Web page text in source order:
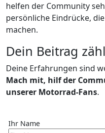
helfen der Community
persönliche Eindrücke,
machen.
Dein Beitrag
Deine Erfahrungen sind
Mach mit, hilf der
unserer Motorrad-Fans.
Ihr Name